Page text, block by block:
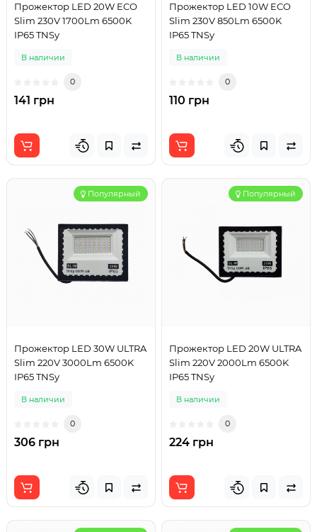
Прожектор LED 20W ECO
Slim 230V 1700Lm 6500K
IP65 TNSy
В наличии
0
141 грн
Прожектор LED 10W ECO
Slim 230V 850Lm 6500K
IP65 TNSy
В наличии
0
110 грн
Популярный
Прожектор LED 30W ULTRA
Slim 220V 3000Lm 6500K
IP65 TNSy
В наличии
0
306 грн
Популярный
Прожектор LED 20W ULTRA
Slim 220V 2000Lm 6500K
IP65 TNSy
В наличии
0
224 грн